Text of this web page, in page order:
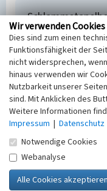
Schlagwörter
Absetzbecken
Ort
Cantdorf |
Alternativer
Konopotna |
Fachsicht(en)
Denkmalpflege
Erfassungsmaßstab
Keine Angabe
Übernahme aus
Wir verwenden Cookies
Dies sind zum einen
Funktionsfähigkeit der
nicht widersprechen,
hinaus verwenden wir
Nutzbarkeit unserer
sind. Mit Anklicken des
Weitere Informationen
Impressum | Datenschutz
Notwendige Cookies
Webanalyse